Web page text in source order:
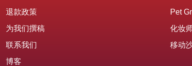
退款政策
为我们撰稿
联系我们
博客
Pet
化妆
移动